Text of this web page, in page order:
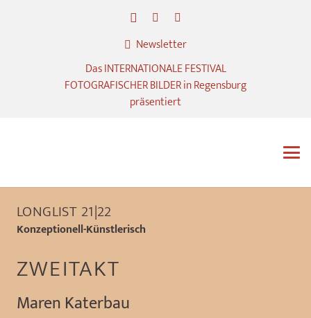
Newsletter
Das INTERNATIONALE FESTIVAL
FOTOGRAFISCHER BILDER in Regensburg
präsentiert
LONGLIST 21|22
Konzeptionell-Künstlerisch
ZWEITAKT
Maren Katerbau